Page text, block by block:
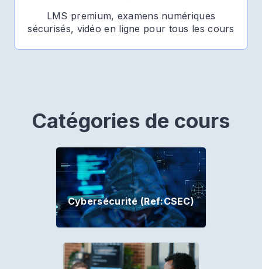
LMS premium, examens numériques
sécurisés, vidéo en ligne pour tous les cours
Catégories de cours
Cybersécurité (Ref:CSEC)